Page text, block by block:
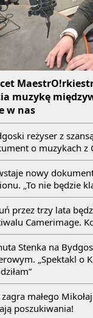
muzykę
w nas
reżyser z
o muzykach z
nowy
„To nie będzie
przez trzy lata
Camerimage.
Stenka na
„Spektakl o
małego
poszukiwania!